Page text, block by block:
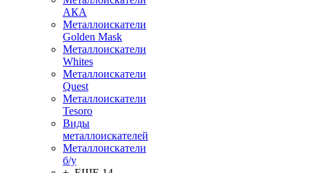
АКА
Металлоискатели
Golden Mask
Металлоискатели
Whites
Металлоискатели
Quest
Металлоискатели
Tesoro
Виды
металлоискателей
Металлоискатели
б/у